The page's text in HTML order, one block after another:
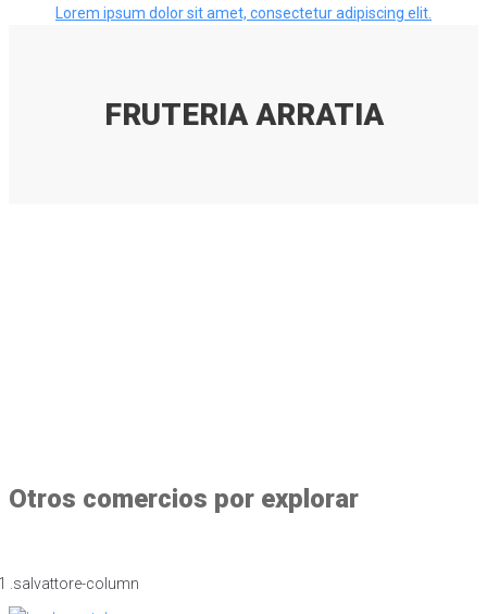
Lorem ipsum dolor sit amet, consectetur adipiscing elit.
FRUTERIA ARRATIA
Otros comercios por explorar